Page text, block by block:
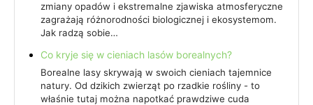
zmiany opadów i ekstremalne zjawiska atmosferyczne
zagrażają różnorodności biologicznej i ekosystemom.
Jak radzą sobie…
Co kryje się w cieniach lasów borealnych?
Borealne lasy skrywają w swoich cieniach tajemnice
natury. Od dzikich zwierząt po rzadkie rośliny - to
właśnie tutaj można napotkać prawdziwe cuda